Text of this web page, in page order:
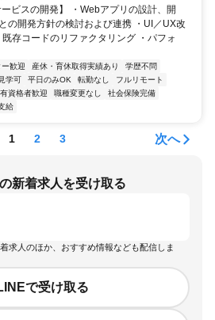
ビスの開発】 ・Webアプリの設計、開
の開発方針の検討および連携 ・UI／UX改
存コードのリファクタリング ・パフォ
歓迎 産休・育休取得実績あり
学歴不問
学可 平日のみOK 転勤なし
フルリモート
有資格者歓迎 職種変更なし
社会保険完備
給
1 2 3 次へ
新着求人を受け取る
求人のほか、おすすめ情報なども配信しま
で受け取る